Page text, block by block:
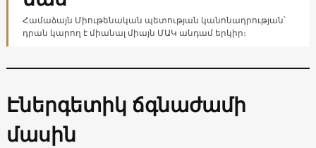
Համաձայն Միութենական պետության կանոնադրության՝
դրան կարող է միանալ միայն ՄԱԿ անդամ երկիր։
Էներգետիկ ճգնաժամի
մասին